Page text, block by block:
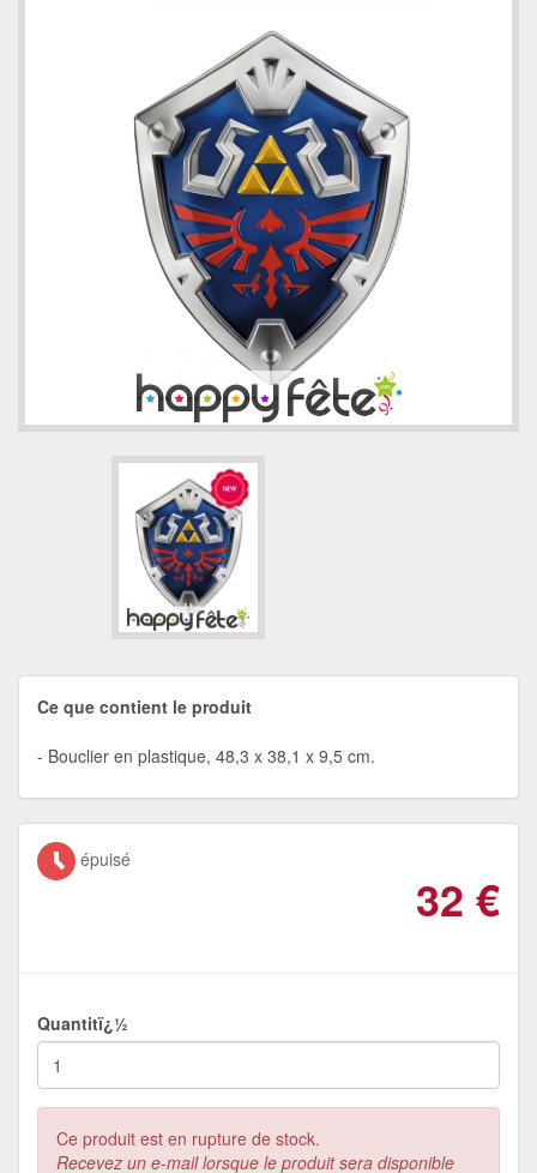
Ce que contient le produit
Bouclier en plastique, 48,3 x 38,1 x 9,5 cm.
épuisé
32 €
Quantitï¿½
Ce produit est en rupture de stock.
Recevez un e-mail lorsque le produit sera disponible